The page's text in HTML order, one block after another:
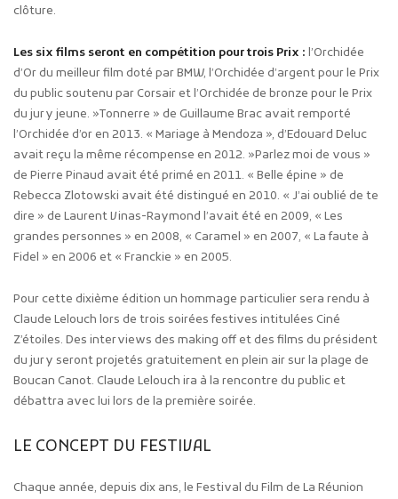
clôture.
Les six films seront en compétition pour trois Prix : l’Orchidée
d’Or du meilleur film doté par BMW, l’Orchidée d’argent pour le Prix
du public soutenu par Corsair et l’Orchidée de bronze pour le Prix
du jury jeune. »Tonnerre » de Guillaume Brac avait remporté
l’Orchidée d’or en 2013. « Mariage à Mendoza », d’Edouard Deluc
avait reçu la même récompense en 2012. »Parlez moi de vous »
de Pierre Pinaud avait été primé en 2011. « Belle épine » de
Rebecca Zlotowski avait été distingué en 2010. « J’ai oublié de te
dire » de Laurent Vinas-Raymond l’avait été en 2009, « Les
grandes personnes » en 2008, « Caramel » en 2007, « La faute à
Fidel » en 2006 et « Franckie » en 2005.
Pour cette dixième édition un hommage particulier sera rendu à
Claude Lelouch lors de trois soirées festives intitulées Ciné
Z’étoiles. Des interviews des making off et des films du président
du jury seront projetés gratuitement en plein air sur la plage de
Boucan Canot. Claude Lelouch ira à la rencontre du public et
débattra avec lui lors de la première soirée.
LE CONCEPT DU FESTIVAL
Chaque année, depuis dix ans, le Festival du Film de La Réunion